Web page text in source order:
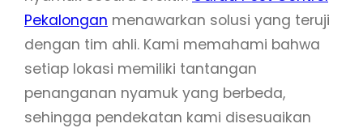
Pekalongan menawarkan solusi yang teruji
dengan tim ahli. Kami memahami bahwa
setiap lokasi memiliki tantangan
penanganan nyamuk yang berbeda,
sehingga pendekatan kami disesuaikan